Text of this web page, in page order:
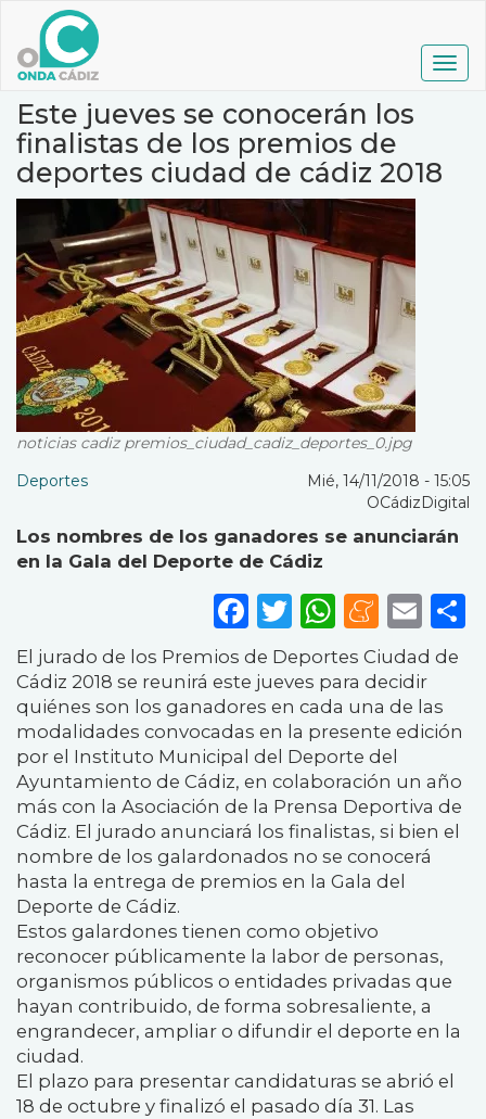
contenido
principal
Este jueves se conocerán los
finalistas de los premios de
deportes ciudad de cádiz 2018
noticias cadiz premios_ciudad_cadiz_deportes_0.jpg
Deportes
Mié, 14/11/2018 - 15:05
OCádizDigital
Los nombres de los ganadores se anunciarán
en la Gala del Deporte de Cádiz
Facebook
Twitter
El jurado de los Premios de Deportes Ciudad de
Cádiz 2018 se reunirá este jueves para decidir
quiénes son los ganadores en cada una de las
modalidades convocadas en la presente edición
por el Instituto Municipal del Deporte del
Ayuntamiento de Cádiz, en colaboración un año
más con la Asociación de la Prensa Deportiva de
Cádiz. El jurado anunciará los finalistas, si bien el
nombre de los galardonados no se conocerá
hasta la entrega de premios en la Gala del
Deporte de Cádiz.
Estos galardones tienen como objetivo
reconocer públicamente la labor de personas,
organismos públicos o entidades privadas que
hayan contribuido, de forma sobresaliente, a
engrandecer, ampliar o difundir el deporte en la
ciudad.
El plazo para presentar candidaturas se abrió el
18 de octubre y finalizó el pasado día 31. Las